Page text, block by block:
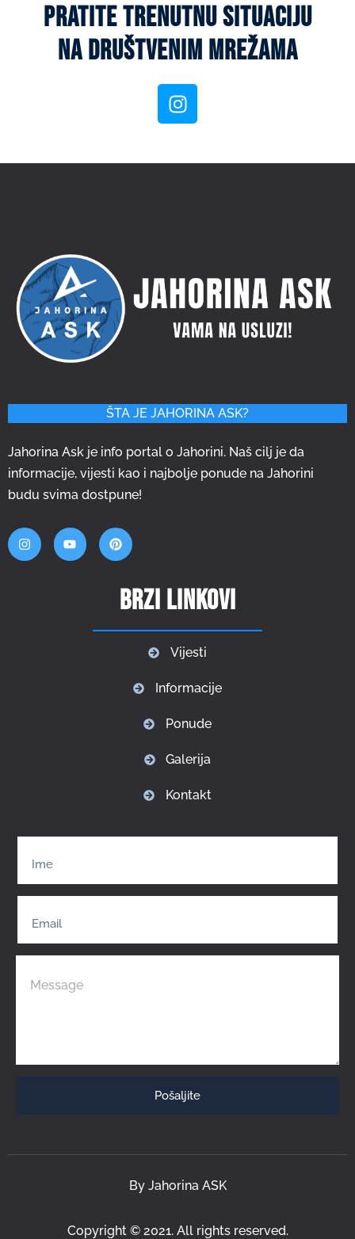
pratite trenutnu situaciju
na društvenim mrežama
ŠTA JE JAHORINA ASK?
Jahorina Ask je info portal o Jahorini. Naš cilj je da
informacije, vijesti kao i najbolje ponude na Jahorini
budu svima dostpune!
Brzi linkovi
Vijesti
Informacije
Ponude
Galerija
Kontakt
Pošaljite
By Jahorina ASK
Copyright © 2021. All rights reserved.